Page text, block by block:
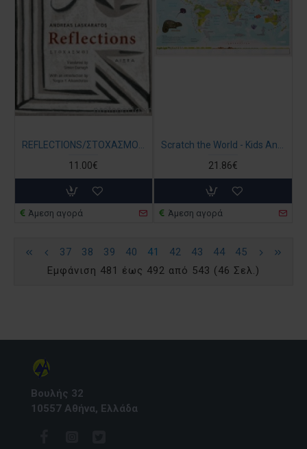
11.00€
Άμεση αγορά
21.86€
Άμεση αγορά
37 38 39 40 41 42 43 44
45
Εμφάνιση 481 έως 492 από 543 (46 Σελ.)
Βουλής 32
10557 Αθήνα, Ελλάδα